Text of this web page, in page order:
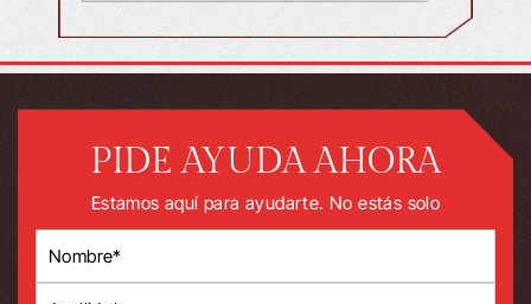
PIDE AYUDA AHORA
Estamos aquí para ayudarte. No estás solo